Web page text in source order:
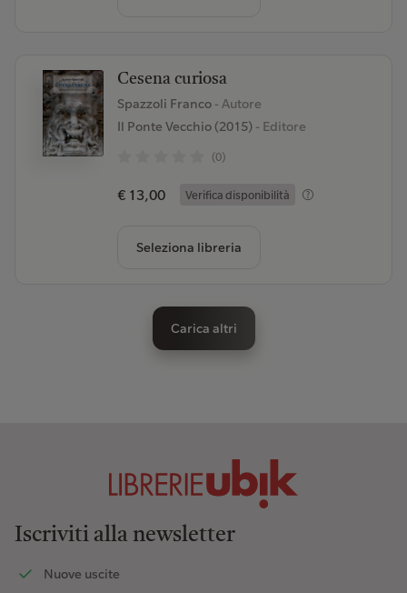
Cesena curiosa
Spazzoli Franco - Autore
Il Ponte Vecchio (2015)- Editore
(0)
€ 13,00 Verifica disponibilità
Seleziona libreria
Carica altri
Iscriviti alla newsletter
Nuove uscite